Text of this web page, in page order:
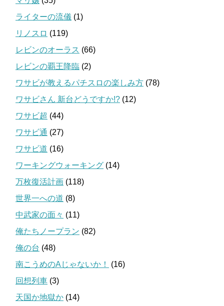
ライターの流儀 (1)
リノスロ (119)
レビンのオーラス (66)
レビンの覇王降臨 (2)
ワサビが教えるパチスロの楽しみ方 (78)
ワサビさん 新台どうですか!? (12)
ワサビ超 (44)
ワサビ通 (27)
ワサビ道 (16)
ワーキングウォーキング (14)
万枚復活計画 (118)
世界一への道 (8)
中武家の面々 (11)
俺たちノープラン (82)
俺の台 (48)
南こうめのAじゃないか！
(16)
回想列車 (3)
天国か地獄か (14)